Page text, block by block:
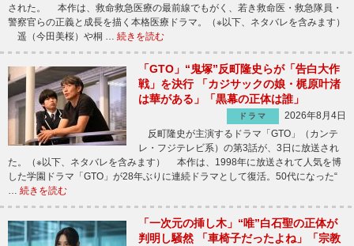
された。 本作は、救命救急医療の最前線でもがく、若き救命医・救急隊員・
警察官らの正義と成長を描く本格医療ドラマ。（※以下、ネタバレを含みます）
遥（今田美桜）や桐 … 続きを読む
「GTO」“鬼塚”反町隆史らが「告白大作
戦」を決行 「カジサックの娘・梶原叶渚
は華がある」「黒幕の正体は誰」
ドラマ
2026年8月4日
反町隆史が主演するドラマ「GTO」（カンテ
レ・フジテレビ系）の第3話が、3日に放送され
た。（※以下、ネタバレを含みます） 本作は、1998年に放送されて人気を博
した学園ドラマ「GTO」が28年ぶりに連続ドラマとして復活。50代になった“
続きを読む
「一次元の挿し木」“唯”白石聖の正体が
判明し騒然 「車椅子だったよね」「宗教